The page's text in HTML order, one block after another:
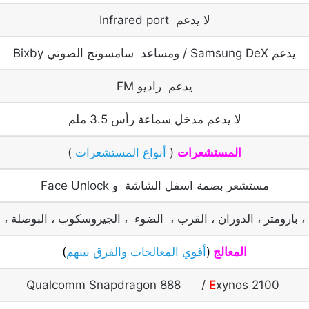
لا يدعم Infrared port
يدعم Samsung DeX / ومساعد سامسونج الصوتي Bixby
يدعم راديو FM
لا يدعم مدخل سماعة رأس 3.5 ملم
المستشعرات ( أنواع المستشعرات )
مستشعر بصمة اسفل الشاشة و Face Unlock
، بارومتر ، الدوران ، القرب ، الضوء ، الجيروسكوب ، البوصلة ،
المعالج ( أقوي المعالجات والفرق بينهم)
Exynos 2100